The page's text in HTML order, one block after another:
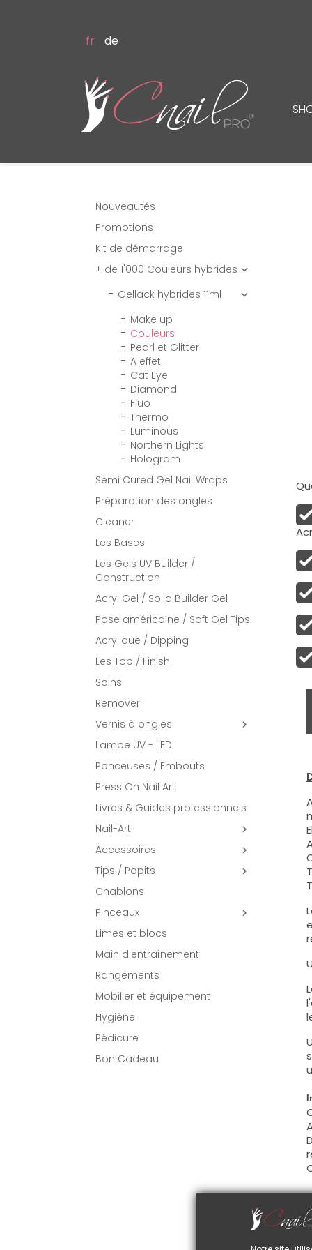
fr de
Nouveautés
Promotions
Kit de démarrage
+ de 1'000 Couleurs hybrides 
Gellack hybrides 11ml 
Make up
Couleurs
Pearl et Glitter
A effet
Cat Eye
Diamond
Fluo
Thermo
Luminous
Northern Lights
Hologram
Semi Cured Gel Nail Wraps
Préparation des ongles
Cleaner
Les Bases
Les Gels UV Builder /
Construction
Acryl Gel / Solid Builder Gel
Pose américaine / Soft Gel Tips
Acrylique / Dipping
Les Top / Finish
Soins
Remover
Vernis à ongles

Lampe UV - LED
Ponceuses / Embouts
Press On Nail Art
Livres & Guides professionnels
Nail-Art

Accessoires 
Tips / Popits 
Chablons
Pinceaux

Limes et blocs
Main d'entraînement
Rangements
Mobilier et équipement
Hygiène
Pédicure
Bon Cadeau